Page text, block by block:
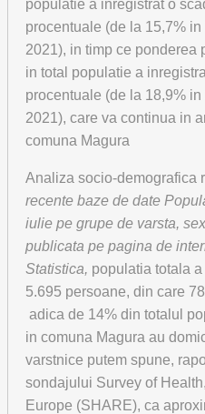
populatie a inregistrat o
procentuale (de la 15,7%
2021), in timp ce ponderea
in total populatie a
procentuale (de la 18,9%
2021), care va continua in
comuna Magura
Analiza socio-demografica
recente baze de date
iulie pe grupe de varsta,
publicata pe pagina de
Statistica, populatia totala
5.695 persoane, din care
adica de 14% din totalul
in comuna Magura au
varstnice putem spune,
sondajului Survey of
Europe (SHARE), ca